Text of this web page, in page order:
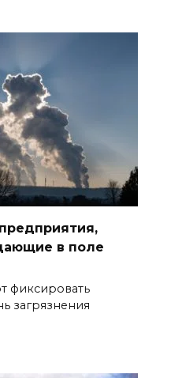
в поле
фиксировать
загрязнения